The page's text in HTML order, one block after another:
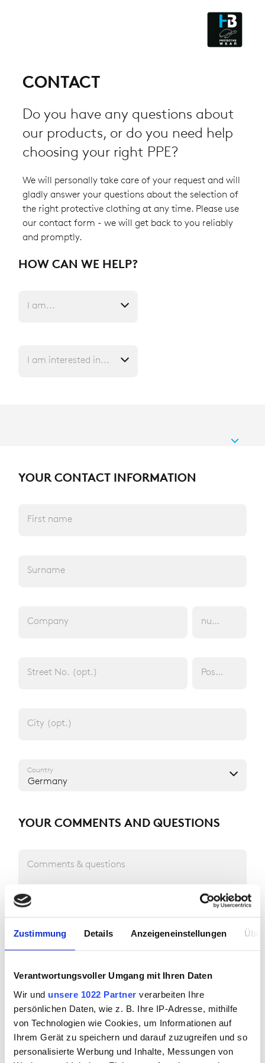
Zustimmung Details Anzeigeneinstellungen
Verantwortungsvoller Umgang mit Ihren Daten
Wir und unsere 1022 Partner verarbeiten Ihre
persönlichen Daten, wie z. B. Ihre IP-Adresse, mithilfe
von Technologien wie Cookies, um Informationen auf
Ihrem Gerät zu speichern und darauf zuzugreifen und so
personalisierte Werbung und Inhalte, Messungen von
CONTACT
Do you have any questions about
our products, or do you need help
choosing your right PPE?
We will personally take care of your request and will
gladly answer your questions about the selection of
the right protective clothing at any time. Please use
our contact form - we will get back to you reliably
and promptly.
HOW CAN WE HELP?
I am...
I am interested in...
YOUR CONTACT INFORMATION
First name
Surname
Company number of
Street No. (opt.) Postcode
City (opt.)
Country
Germany
YOUR COMMENTS AND QUESTIONS
Comments & questions
YOU?
E-mail address